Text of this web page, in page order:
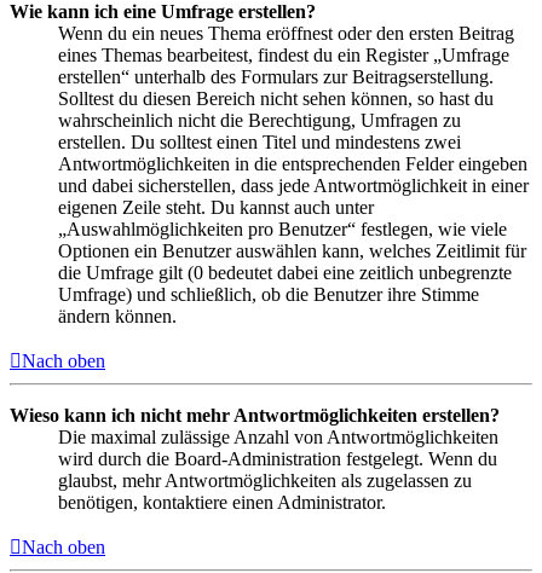
Wie kann ich eine Umfrage erstellen?
Wenn du ein neues Thema eröffnest oder den ersten Beitrag
eines Themas bearbeitest, findest du ein Register „Umfrage
erstellen“ unterhalb des Formulars zur Beitragserstellung.
Solltest du diesen Bereich nicht sehen können, so hast du
wahrscheinlich nicht die Berechtigung, Umfragen zu
erstellen. Du solltest einen Titel und mindestens zwei
Antwortmöglichkeiten in die entsprechenden Felder eingeben
und dabei sicherstellen, dass jede Antwortmöglichkeit in einer
eigenen Zeile steht. Du kannst auch unter
„Auswahlmöglichkeiten pro Benutzer“ festlegen, wie viele
Optionen ein Benutzer auswählen kann, welches Zeitlimit für
die Umfrage gilt (0 bedeutet dabei eine zeitlich unbegrenzte
Umfrage) und schließlich, ob die Benutzer ihre Stimme
ändern können.
Nach oben
Wieso kann ich nicht mehr Antwortmöglichkeiten erstellen?
Die maximal zulässige Anzahl von Antwortmöglichkeiten
wird durch die Board-Administration festgelegt. Wenn du
glaubst, mehr Antwortmöglichkeiten als zugelassen zu
benötigen, kontaktiere einen Administrator.
Nach oben